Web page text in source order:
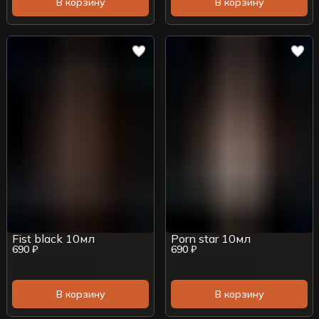
690 ₽
Fist black 10мл
В корзину
690 ₽
Porn star 10мл
В корзину